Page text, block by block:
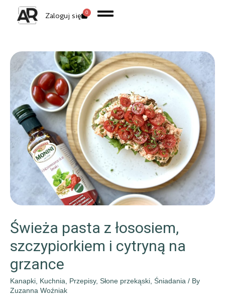
Zaloguj się 0
Świeża pasta z łososiem,
szczypiorkiem i cytryną na
grzance
Kanapki, Kuchnia, Przepisy, Słone przekąski, Śniadania / By
Zuzanna Woźniak